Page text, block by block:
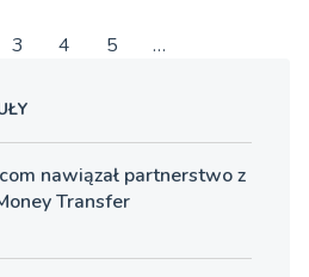
3 4 5 …
nawiązał partnerstwo z
Transfer